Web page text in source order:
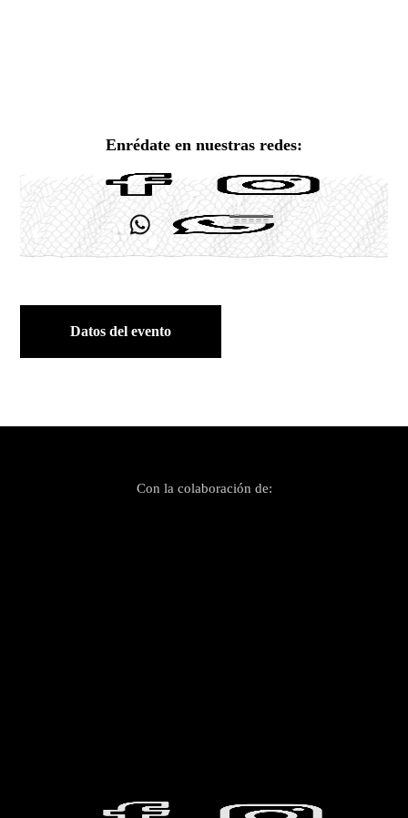
Enrédate en nuestras redes:
Datos del evento
Con la colaboración de: